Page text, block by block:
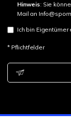
Hinweis: Sie
Mail an
Ich bin
* Pflichtfelder